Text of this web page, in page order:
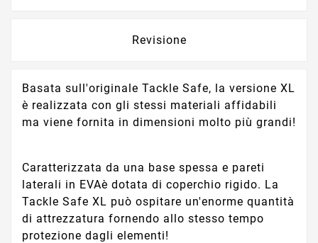
Revisione
Basata sull'originale Tackle Safe, la versione XL
è realizzata con gli stessi materiali affidabili
ma viene fornita in dimensioni molto più grandi!
Caratterizzata da una base spessa e pareti
laterali in EVAè dotata di coperchio rigido. La
Tackle Safe XL può ospitare un'enorme quantità
di attrezzatura fornendo allo stesso tempo
protezione dagli elementi!